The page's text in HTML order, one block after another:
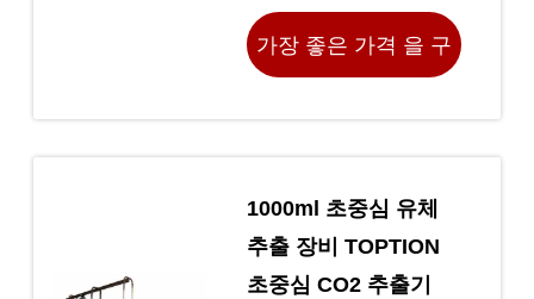
가장 좋은 가격 을 구
1000ml 초중심 유체
추출 장비 TOPTION
초중심 CO2 추출기